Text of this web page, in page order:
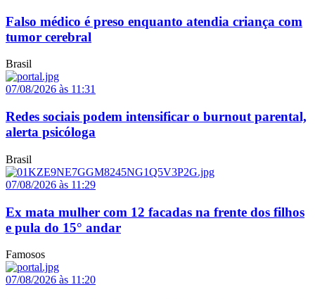
Falso médico é preso enquanto atendia criança com
tumor cerebral
Brasil
07/08/2026 às 11:31
Redes sociais podem intensificar o burnout parental,
alerta psicóloga
Brasil
07/08/2026 às 11:29
Ex mata mulher com 12 facadas na frente dos filhos
e pula do 15° andar
Famosos
07/08/2026 às 11:20